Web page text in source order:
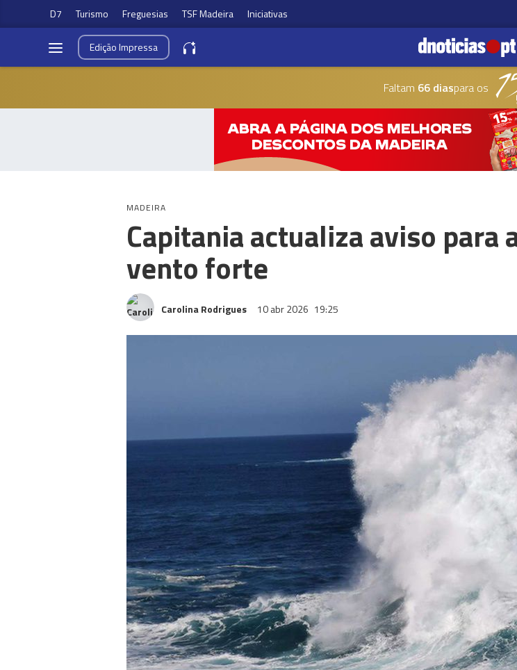
D7 Turismo Freguesias TSF Madeira Iniciativas
EdiçãoImpressa
Faltam 66 diaspara os
MADEIRA
Capitania actualiza aviso
vento forte
Carolina Rodrigues 10 abr 2026 19:25